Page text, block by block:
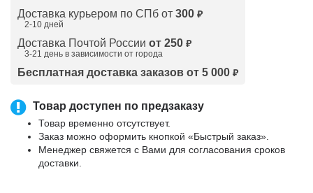
Доставка курьером по СПб от 300 ₽
2-10 дней
Доставка Почтой России от 250 ₽
3-21 день в зависимости от города
Бесплатная доставка заказов от 5 000 ₽
Товар доступен по предзаказу
Товар временно отсутствует.
Заказ можно оформить кнопкой «Быстрый заказ».
Менеджер свяжется с Вами для согласования сроков
доставки.